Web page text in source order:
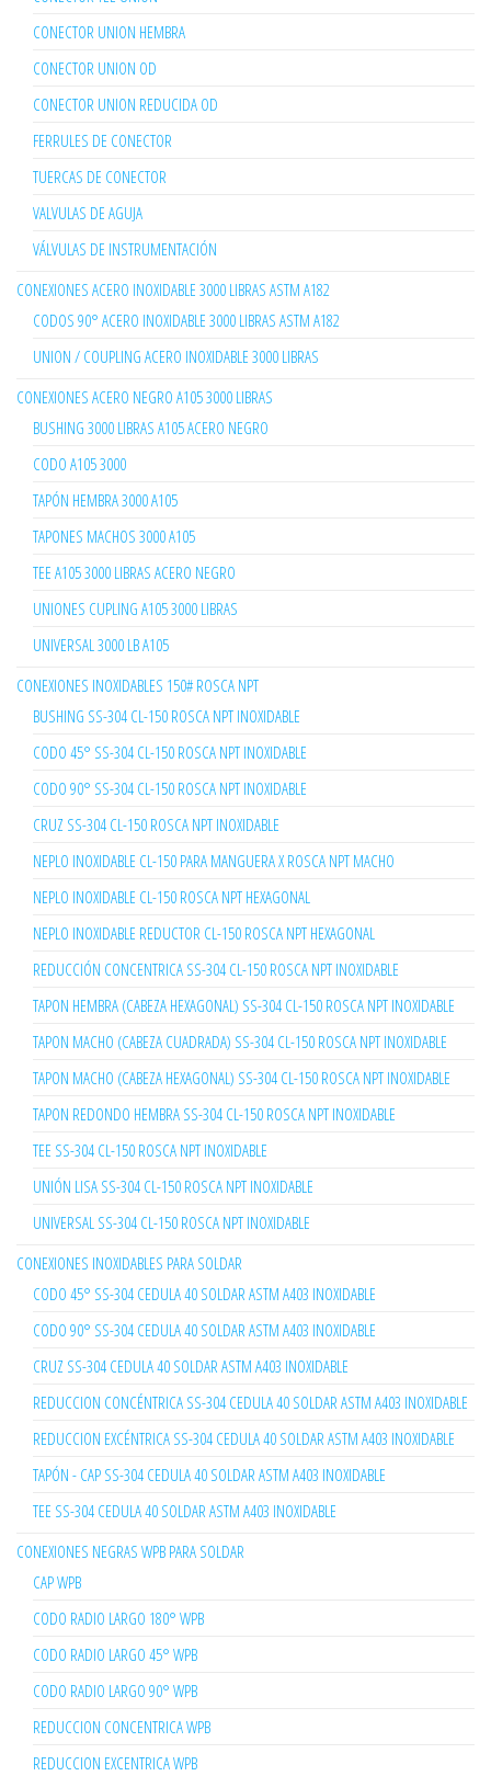
CONECTOR UNION HEMBRA
CONECTOR UNION OD
CONECTOR UNION REDUCIDA OD
FERRULES DE CONECTOR
TUERCAS DE CONECTOR
VALVULAS DE AGUJA
VÁLVULAS DE INSTRUMENTACIÓN
CONEXIONES ACERO INOXIDABLE 3000 LIBRAS ASTM A182
CODOS 90° ACERO INOXIDABLE 3000 LIBRAS ASTM A182
UNION / COUPLING ACERO INOXIDABLE 3000 LIBRAS
CONEXIONES ACERO NEGRO A105 3000 LIBRAS
BUSHING 3000 LIBRAS A105 ACERO NEGRO
CODO A105 3000
TAPÓN HEMBRA 3000 A105
TAPONES MACHOS 3000 A105
TEE A105 3000 LIBRAS ACERO NEGRO
UNIONES CUPLING A105 3000 LIBRAS
UNIVERSAL 3000 LB A105
CONEXIONES INOXIDABLES 150# ROSCA NPT
BUSHING SS-304 CL-150 ROSCA NPT INOXIDABLE
CODO 45° SS-304 CL-150 ROSCA NPT INOXIDABLE
CODO 90° SS-304 CL-150 ROSCA NPT INOXIDABLE
CRUZ SS-304 CL-150 ROSCA NPT INOXIDABLE
NEPLO INOXIDABLE CL-150 PARA MANGUERA X ROSCA NPT MACHO
NEPLO INOXIDABLE CL-150 ROSCA NPT HEXAGONAL
NEPLO INOXIDABLE REDUCTOR CL-150 ROSCA NPT HEXAGONAL
REDUCCIÓN CONCENTRICA SS-304 CL-150 ROSCA NPT INOXIDABLE
TAPON HEMBRA (CABEZA HEXAGONAL) SS-304 CL-150 ROSCA NPT INOXIDABLE
TAPON MACHO (CABEZA CUADRADA) SS-304 CL-150 ROSCA NPT INOXIDABLE
TAPON MACHO (CABEZA HEXAGONAL) SS-304 CL-150 ROSCA NPT INOXIDABLE
TAPON REDONDO HEMBRA SS-304 CL-150 ROSCA NPT INOXIDABLE
TEE SS-304 CL-150 ROSCA NPT INOXIDABLE
UNIÓN LISA SS-304 CL-150 ROSCA NPT INOXIDABLE
UNIVERSAL SS-304 CL-150 ROSCA NPT INOXIDABLE
CONEXIONES INOXIDABLES PARA SOLDAR
CODO 45° SS-304 CEDULA 40 SOLDAR ASTM A403 INOXIDABLE
CODO 90° SS-304 CEDULA 40 SOLDAR ASTM A403 INOXIDABLE
CRUZ SS-304 CEDULA 40 SOLDAR ASTM A403 INOXIDABLE
REDUCCION CONCÉNTRICA SS-304 CEDULA 40 SOLDAR ASTM A403 INOXIDABLE
REDUCCION EXCÉNTRICA SS-304 CEDULA 40 SOLDAR ASTM A403 INOXIDABLE
TAPÓN - CAP SS-304 CEDULA 40 SOLDAR ASTM A403 INOXIDABLE
TEE SS-304 CEDULA 40 SOLDAR ASTM A403 INOXIDABLE
CONEXIONES NEGRAS WPB PARA SOLDAR
CAP WPB
CODO RADIO LARGO 180° WPB
CODO RADIO LARGO 45° WPB
CODO RADIO LARGO 90° WPB
REDUCCION CONCENTRICA WPB
REDUCCION EXCENTRICA WPB